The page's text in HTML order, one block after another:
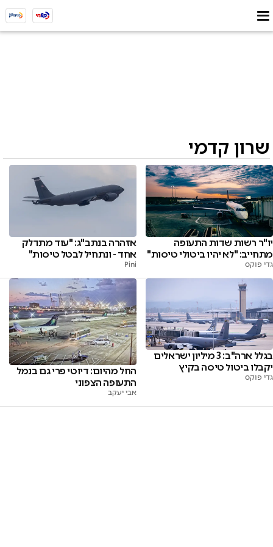
שרון קדמי
יו"ר רשות שדות התעופה
מתחייב: "לא יהיו ביטולי טיסות"
גדי פוקס
אזהרה בנתב"ג: "עוד מתדלק
אחד - ונתחיל לבטל טיסות"
Pini
בגלל ארה"ב: 3 מיליון ישראלים
יקבלו ביטול טיסה בקיץ
גדי פוקס
החל מהיום: דיוטי פרי גם בנמל
התעופה הצפוני
אבי יעקב